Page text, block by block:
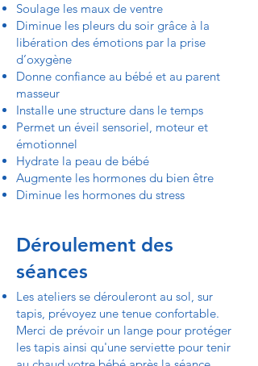
Soulage les maux de ventre
Diminue les pleurs du soir grâce à la
libération des émotions par la prise
d’oxygène
Donne confiance au bébé et au parent
masseur
Installe une structure dans le temps
Permet un éveil sensoriel, moteur et
émotionnel
Hydrate la peau de bébé
Augmente les hormones du bien être
Diminue les hormones du stress
Les ateliers se dérouleront au sol, sur
tapis, prévoyez une tenue confortable.
Merci de prévoir un lange pour protéger
les tapis ainsi qu'une serviette pour tenir
Déroulement des
séances